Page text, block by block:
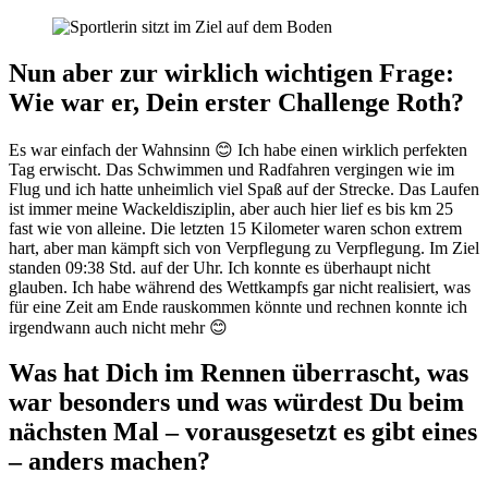
Nun aber zur wirklich wichtigen Frage:
Wie war er, Dein erster Challenge Roth?
Es war einfach der Wahnsinn 😊 Ich habe einen wirklich perfekten
Tag erwischt. Das Schwimmen und Radfahren vergingen wie im
Flug und ich hatte unheimlich viel Spaß auf der Strecke. Das Laufen
ist immer meine Wackeldisziplin, aber auch hier lief es bis km 25
fast wie von alleine. Die letzten 15 Kilometer waren schon extrem
hart, aber man kämpft sich von Verpflegung zu Verpflegung. Im Ziel
standen 09:38 Std. auf der Uhr. Ich konnte es überhaupt nicht
glauben. Ich habe während des Wettkampfs gar nicht realisiert, was
für eine Zeit am Ende rauskommen könnte und rechnen konnte ich
irgendwann auch nicht mehr 😊
Was hat Dich im Rennen überrascht, was
war besonders und was würdest Du beim
nächsten Mal – vorausgesetzt es gibt eines
– anders machen?